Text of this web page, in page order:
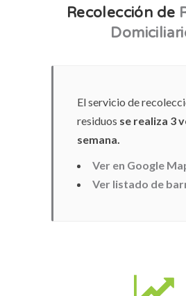
Recolección de
El servicio de
residuos se realiza 3
semana.
Ver en Google
Ver listado de